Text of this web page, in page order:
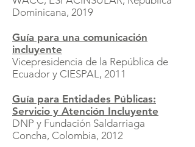
Dominicana, 2019
Guía para una comunicación
incluyente
Vicepresidencia de la República de
Ecuador y CIESPAL, 2011
Guía para Entidades Públicas:
Servicio y Atención Incluyente
DNP y Fundación Saldarriaga
Concha, Colombia, 2012